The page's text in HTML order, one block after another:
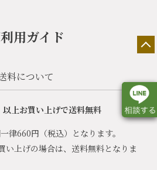
用ガイド
料について
以上お買い上げで送料無料
律660円（税込）となります。
い上げの場合は、送料無料となりま
展示会情報 カタログ請求